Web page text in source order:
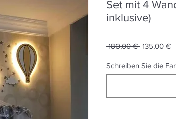
Set mit 4
inklusive)
180,00 € 135,00 €
Schreiben Sie die